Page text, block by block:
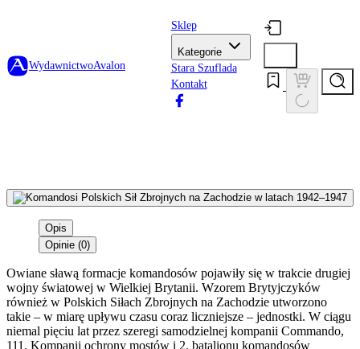
WydawnictwoAvalon
Sklep
Kategorie
Stara Szuflada
Kontakt
Opis
Opinie (0)
Owiane sławą formacje komandosów pojawiły się w trakcie drugiej
wojny światowej w Wielkiej Brytanii. Wzorem Brytyjczyków
również w Polskich Siłach Zbrojnych na Zachodzie utworzono
takie – w miarę upływu czasu coraz liczniejsze – jednostki. W ciągu
niemal pięciu lat przez szeregi samodzielnej kompanii Commando,
111. Kompanii ochrony mostów i 2. batalionu komandosów